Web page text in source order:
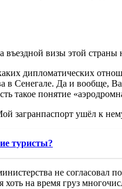
визы этой страны
дипломатических
в Сенегале. Да и вообще,
такое понятие
загранпаспорт ушёл к
туристы?
не
хоть на время груз